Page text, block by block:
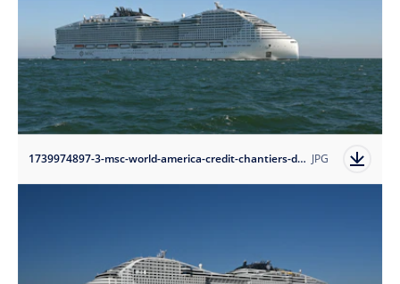
1739974897-3-msc-world-america-credit-chantiers-de-l-atlantique?auto=format JPG